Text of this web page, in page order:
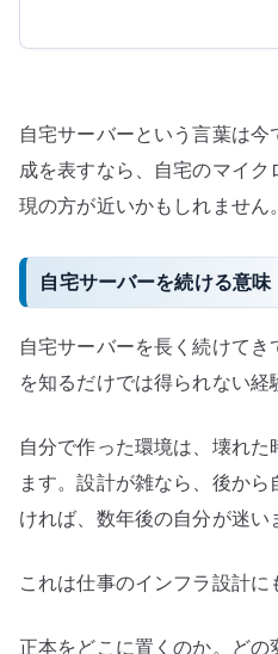
自宅サーバーという言葉は
成を表すなら、自宅のマイ
現の方が近いかもしれません。
自宅サーバーを続ける意味
自宅サーバーを長く続けて
を知るだけでは得られない経
自分で作った環境は、壊れ
ます。設計が雑なら、後か
ければ、数年後の自分が迷い
これは仕事のインフラ設計に
正本をどこに置くのか。ど